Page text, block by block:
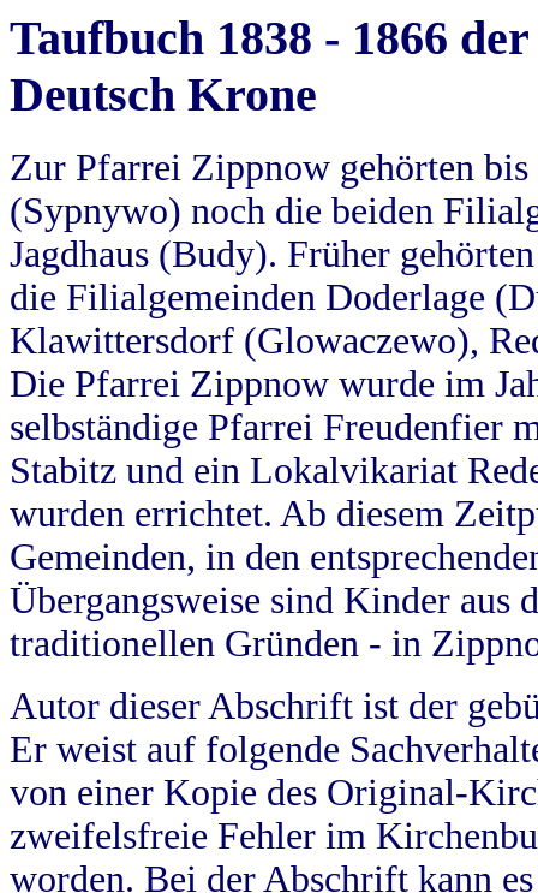
Taufbuch 1838 - 1866
Deutsch Krone
Zur Pfarrei Zippnow gehörten
(Sypnywo) noch die beiden
Jagdhaus (Budy). Früher
die Filialgemeinden Doderlage
Klawittersdorf (Glowaczewo),
Die Pfarrei Zippnow wurde im
selbständige Pfarrei Freudenfier
Stabitz und ein Lokalvikariat
wurden errichtet. Ab diesem
Gemeinden, in den
Übergangsweise sind Kinder aus
traditionellen Gründen - in
Autor dieser Abschrift ist der
Er weist auf folgende
von einer Kopie des Original-
zweifelsfreie Fehler im
worden. Bei der Abschrift kann